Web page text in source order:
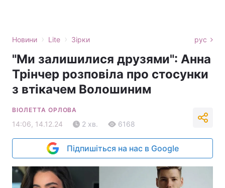
Новини › Lite › Зірки рус
"Ми залишилися друзями": Анна
Трінчер розповіла про стосунки
з втікачем Волошиним
ВІОЛЕТТА ОРЛОВА
14:06, 14.12.24 2 хв. 6168
Підпишіться на нас в Google